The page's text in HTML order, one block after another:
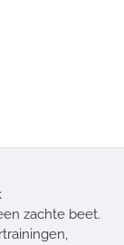
zachte beet.